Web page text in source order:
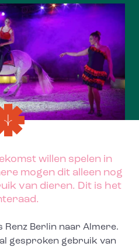
willen spelen in
mogen dit alleen nog
van dieren. Dit is het
Renz Berlin naar Almere.
gesproken gebruik van